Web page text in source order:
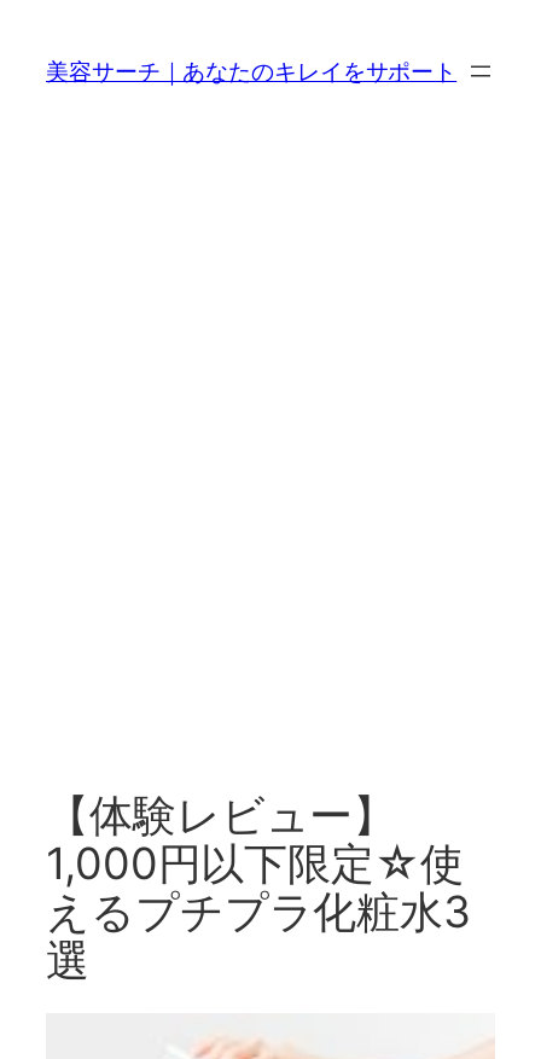
美容サーチ｜あなたのキレイをサポート
【体験レビュー】
1,000円以下限定☆使
えるプチプラ化粧水3
選